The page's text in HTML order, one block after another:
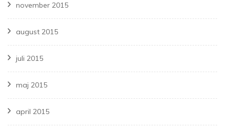
november 2015
august 2015
juli 2015
maj 2015
april 2015